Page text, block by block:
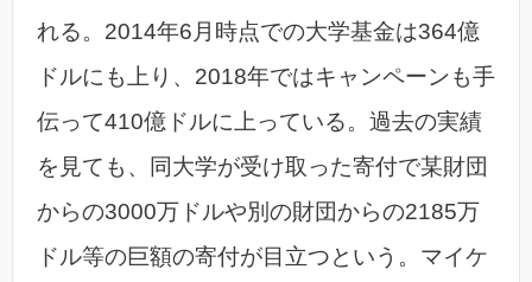
れる。2014年6月時点での大学基金は364億
ドルにも上り、2018年ではキャンペーンも手
伝って410億ドルに上っている。過去の実績
を見ても、同大学が受け取った寄付で某財団
からの3000万ドルや別の財団からの2185万
ドル等の巨額の寄付が目立つという。マイケ